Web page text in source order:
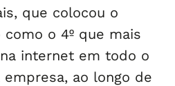
que colocou o
o 4º que mais
internet em todo o
ao longo de